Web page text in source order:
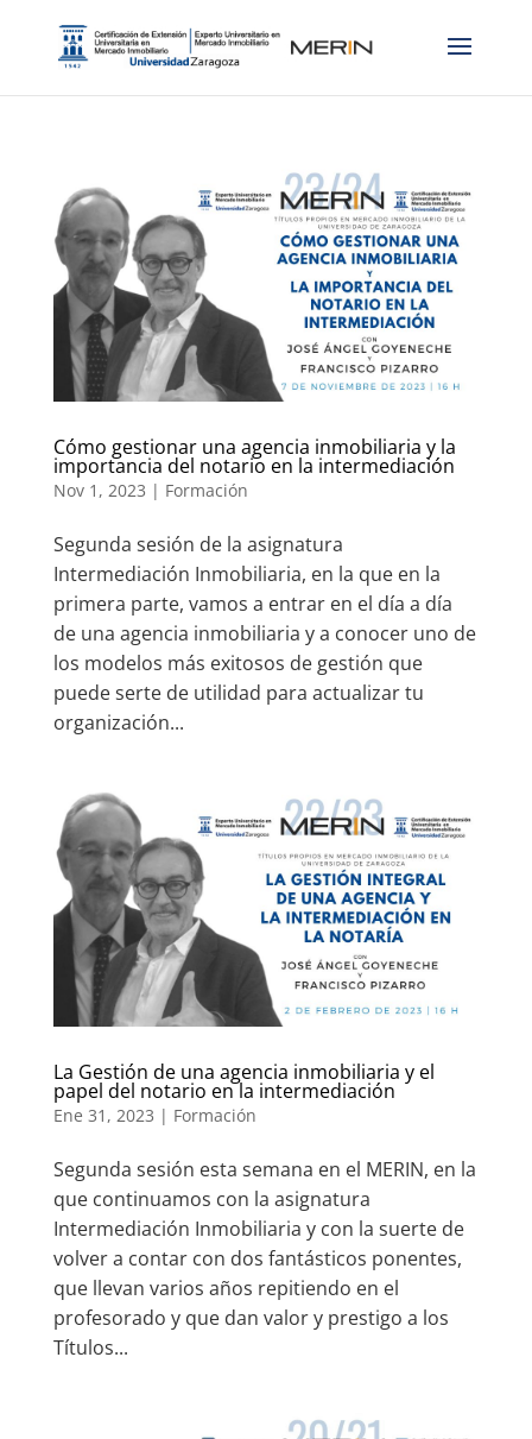
Cómo gestionar una agencia inmobiliaria y la
importancia del notario en la intermediación
Nov 1, 2023 | Formación
Segunda sesión de la asignatura
Intermediación Inmobiliaria, en la que en la
primera parte, vamos a entrar en el día a día
de una agencia inmobiliaria y a conocer uno de
los modelos más exitosos de gestión que
puede serte de utilidad para actualizar tu
organización...
La Gestión de una agencia inmobiliaria y el
papel del notario en la intermediación
Ene 31, 2023 | Formación
Segunda sesión esta semana en el MERIN, en la
que continuamos con la asignatura
Intermediación Inmobiliaria y con la suerte de
volver a contar con dos fantásticos ponentes,
que llevan varios años repitiendo en el
profesorado y que dan valor y prestigo a los
Títulos...